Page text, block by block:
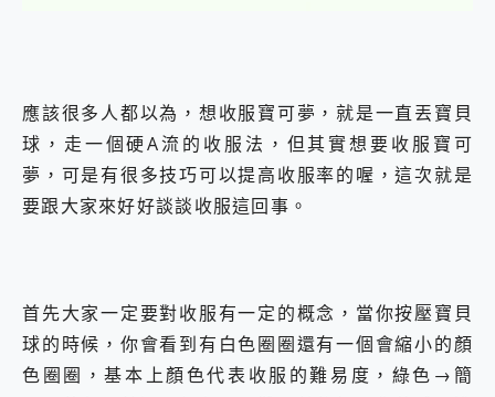
自帶線的 有線無線都能充 ONPRO MagReact M5 10000mAh 5合1 磁吸無線急速行動電源 開箱 評測
飛利浦 JS7310 ⚡【電急便｜行動儲能救車電源】 可靠的旅行夥伴！帶給您優異的安全性與強大供電效能
是螢幕也是電視! 一機超多用途「MSI微星 Modern MD272UPSW 27型」 4K IPS 輕薄商用智慧聯網螢幕 開箱 評測
您的專屬AI 助手 Yoga Slim 7 Aura Edition 觸控AI筆電 開箱 評測
realme 14 Pro 超硬軍規、冰感變色實測，realme 14 5G 遊戲戰鬥值爆表，效能x娛樂全都要！
25種洗烘模式一機搞定! Roborock 衣莉莎白 H1 Neo分子篩洗脫烘 AI 滾筒洗衣機
給 MSI Claw 系列電競掌機 最完美的家 MSI Nest Docking Station 掌機專屬擴充底座 開箱 評測
B&O 精品級音響! Home+ 中嘉寬頻 SoundBox 劇院串流盒 開箱 評測
2億 APO蔡司長焦神機降臨~ vivo X200 Pro、vivo X200 就是這麼好拍
應該很多人都以為，想收服寶可夢，就是一直丟寶貝
球，走一個硬A流的收服法，但其實想要收服寶可
夢，可是有很多技巧可以提高收服率的喔，這次就是
要跟大家來好好談談收服這回事。
首先大家一定要對收服有一定的概念，當你按壓寶貝
球的時候，你會看到有白色圈圈還有一個會縮小的顏
色圈圈，基本上顏色代表收服的難易度，綠色→簡